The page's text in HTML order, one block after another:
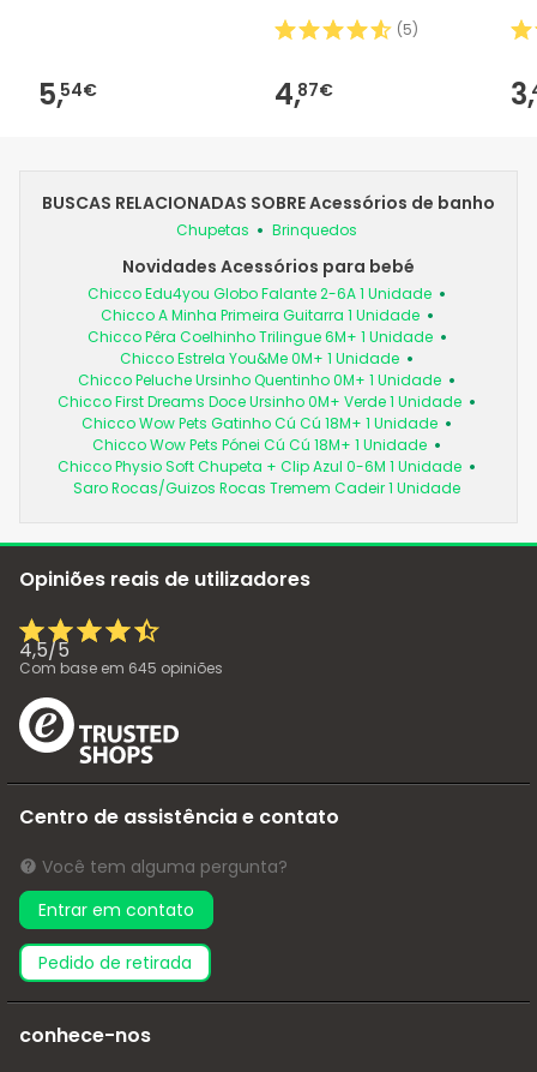
5,54€
(5)
4,87€ 3,
BUSCAS RELACIONADAS SOBRE Acessórios de banho
Chupetas Brinquedos
Novidades Acessórios para bebé
Chicco Edu4you Globo Falante 2-6A 1 Unidade
Chicco A Minha Primeira Guitarra 1 Unidade
Chicco Pêra Coelhinho Trilingue 6M+ 1 Unidade
Chicco Estrela You&Me 0M+ 1 Unidade
Chicco Peluche Ursinho Quentinho 0M+ 1 Unidade
Chicco First Dreams Doce Ursinho 0M+ Verde 1 Unidade
Chicco Wow Pets Gatinho Cú Cú 18M+ 1 Unidade
Chicco Wow Pets Pónei Cú Cú 18M+ 1 Unidade
Chicco Physio Soft Chupeta + Clip Azul 0-6M 1 Unidade
Saro Rocas/Guizos Rocas Tremem Cadeir 1 Unidade
Opiniões reais de utilizadores
4,5/5
Com base em 645 opiniões
Centro de assistência e contato
Você tem alguma pergunta?
Entrar em contato
pedido de retirada
conhece-nos